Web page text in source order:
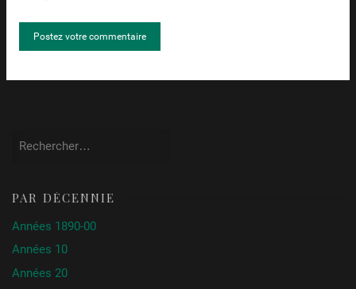
PAR DÉCENNIE
Années 1890-00
Années 10
Années 20